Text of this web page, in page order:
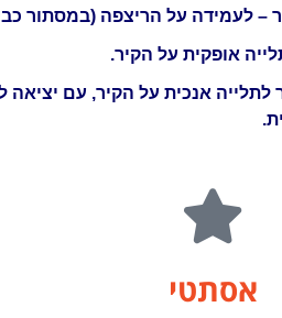
200 ליטר לתלייה אנכית על הקיר, עם
אסתטי